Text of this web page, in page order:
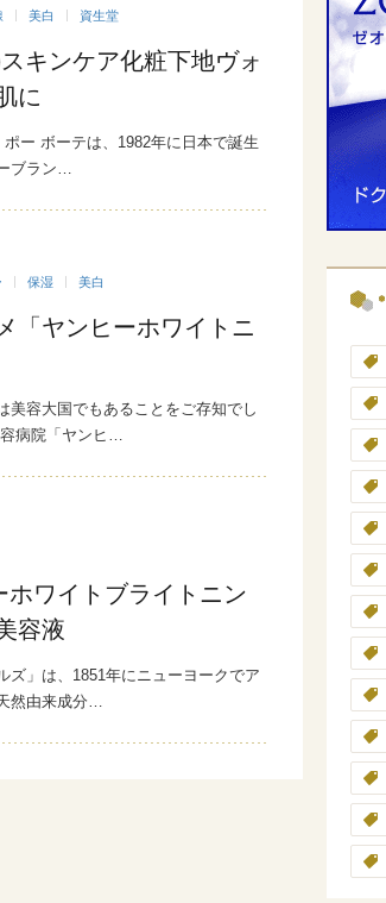
美白 資生堂
キンケア化粧下地ヴォ
に
ー ボーテは、1982年に日本で誕生
ブラン…
保湿 美白
「ヤンヒーホワイトニ
美容大国でもあることをご存知でし
病院「ヤンヒ…
ホワイトブライトニン
容液
ズ」は、1851年にニューヨークでア
然由来成分…